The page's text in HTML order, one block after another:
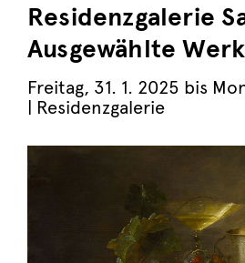
Residenzgalerie
Ausgewählte
Freitag, 31. 1. 2025 bis
| Residenzgalerie